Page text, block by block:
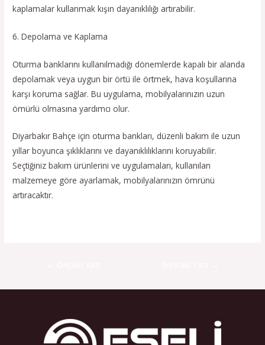
kaplamalar kullanmak kışın dayanıklılığı artırabilir.
6. Depolama ve Kaplama
Oturma banklarını kullanılmadığı dönemlerde kapalı bir alanda
depolamak veya uygun bir örtü ile örtmek, hava koşullarına
karşı koruma sağlar. Bu uygulama, mobilyalarınızın uzun
ömürlü olmasına yardımcı olur.
Diyarbakır Bahçe için oturma bankları, düzenli bakım ile uzun
yıllar boyunca şıklıklarını ve dayanıklılıklarını koruyabilir.
Seçtiğiniz bakım ürünlerini ve uygulamaları, kullanılan
malzemeye göre ayarlamak, mobilyalarınızın ömrünü
artıracaktır.